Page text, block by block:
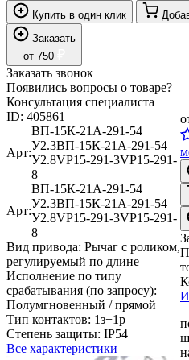
Купить в один клик
Заказать
от 750
Заказать звонок
Появились вопросы о товаре?
Консультация специалиста
ID: 405861
Арт:
ВП-15К-21А-291-54
У2.3ВП-15К-21А-291-54
У2.8VP15-291-3VP15-291-
8
Арт:
ВП-15К-21А-291-54
У2.3ВП-15К-21А-291-54
У2.8VP15-291-3VP15-291-
8
Вид привода: Рычаг с роликом,
регулируемый по длине
Исполнение по типу
срабатывания (по запросу):
Полумгновенный / прямой
Тип контактов: 1з+1р
Степень защиты: IP54
Все характеристики